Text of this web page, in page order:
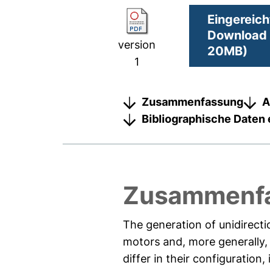
version
1
Download
20MB)
Zusammenfassung
Bibliographische Daten
The generation of
motors and, more
differ in their configuration,